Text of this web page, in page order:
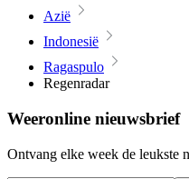
Azië
Indonesië
Ragaspulo
Regenradar
Weeronline nieuwsbrief
Ontvang elke week de leukste